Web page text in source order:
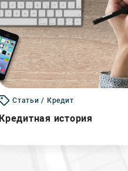
Статьи / Кредит
Кредитная история